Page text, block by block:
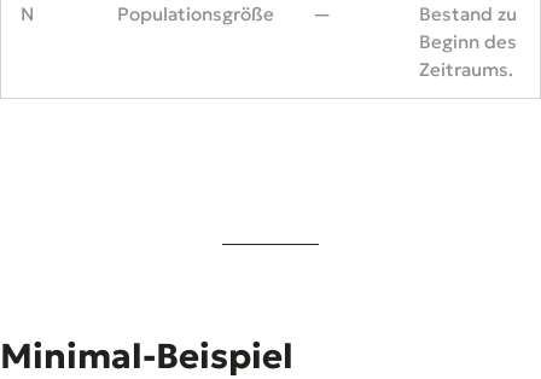
N Populationsgröße —
Bestand zu
Beginn des
Zeitraums.
Minimal-Beispiel